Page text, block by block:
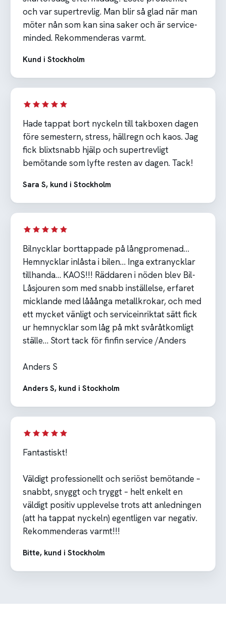
och var supertrevlig. Man blir så glad när man
möter nån som kan sina saker och är service-
minded. Rekommenderas varmt.
Kund i Stockholm
Hade tappat bort nyckeln till takboxen dagen
före semestern, stress, hällregn och kaos. Jag
fick blixtsnabb hjälp och supertrevligt
bemötande som lyfte resten av dagen. Tack!
Sara S, kund i Stockholm
Bilnycklar borttappade på långpromenad…
Hemnycklar inlåsta i bilen… Inga extranycklar
tillhanda… KAOS!!! Räddaren i nöden blev Bil-
Låsjouren som med snabb inställelse, erfaret
micklande med lååånga metallkrokar, och med
ett mycket vänligt och serviceinriktat sätt fick
ur hemnycklar som låg på mkt svåråtkomligt
ställe… Stort tack för finfin service /Anders
Anders S
Anders S, kund i Stockholm
Fantastiskt!
Väldigt professionellt och seriöst bemötande –
snabbt, snyggt och tryggt – helt enkelt en
väldigt positiv upplevelse trots att anledningen
(att ha tappat nyckeln) egentligen var negativ.
Rekommenderas varmt!!!
Bitte, kund i Stockholm